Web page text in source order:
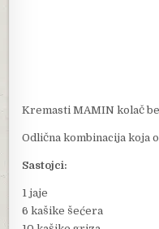
Kremasti MAMIN kolač
Odlična kombinacija koja
Sastojci:
1 jaje
6 kašike šećera